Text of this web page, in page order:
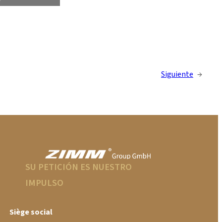
Siguiente →
SU PETICIÓN ES NUESTRO
IMPULSO
Siège social